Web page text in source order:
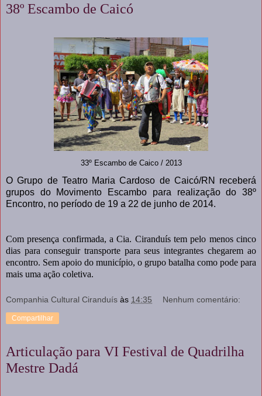
38º Escambo de Caicó
33º Escambo de Caico / 2013
O Grupo de Teatro Maria Cardoso de Caicó/RN receberá
grupos do Movimento Escambo para realização do 38º
Encontro, no período de 19 a 22 de junho de 2014.
Com presença confirmada, a Cia. Ciranduís tem pelo menos cinco
dias para conseguir transporte para seus integrantes chegarem ao
encontro. Sem apoio do município, o grupo batalha como pode para
mais uma ação coletiva.
Companhia Cultural Ciranduís às 14:35 Nenhum comentário:
Compartilhar
Articulação para VI Festival de Quadrilha
Mestre Dadá